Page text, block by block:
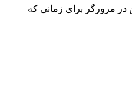
در مرورگر برای زمانی که